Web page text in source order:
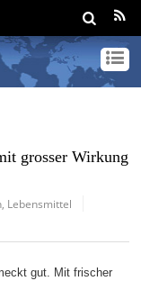
grosser Wirkung
Lebensmittel
gut. Mit frischer